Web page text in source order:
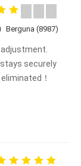
Berguna (8987)
adjustment.
securely
！